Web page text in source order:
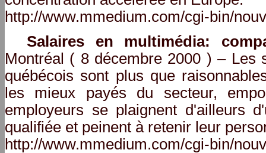
http://www.mmedium.com/cgi-bin/
Salaires en multimédia:
Montréal ( 8 décembre 2000 ) – Les
québécois sont plus que
les mieux payés du secteur,
employeurs se plaignent d'ailleurs
qualifiée et peinent à retenir leur
http://www.mmedium.com/cgi-bin/